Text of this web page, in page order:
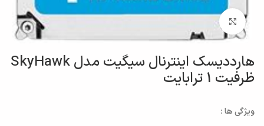
بزرگنمایی تصویر
هارددیسک اینترنال سیگیت مدل SkyHawk
ظرفیت 1 ترابایت
ویژگی ها :